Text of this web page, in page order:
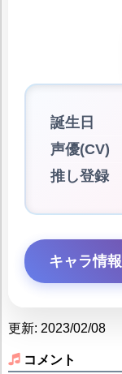
誕生日
声優(CV)
推し登録
キャラ情
更新: 2023/02/08
コメント